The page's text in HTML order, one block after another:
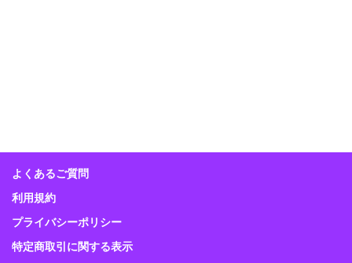
よくあるご質問
利用規約
プライバシーポリシー
特定商取引に関する表示